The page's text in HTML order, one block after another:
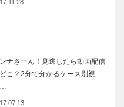
ナさーん！見逃したら動画配信
こ？2分で分かるケース別視